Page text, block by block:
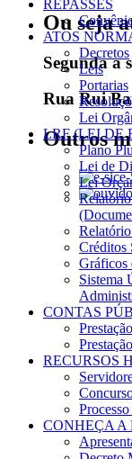
Ou seja
Segunda a
Rua Rui
Outros
REPASSES
ATOS
Decretos
Leis
Portarias
Lei
LRF (LEI DE
Plano
Lei de
Lei
Créditos
Gráficos
Sistema
CONTAS
RECURSOS
CONHEÇA A